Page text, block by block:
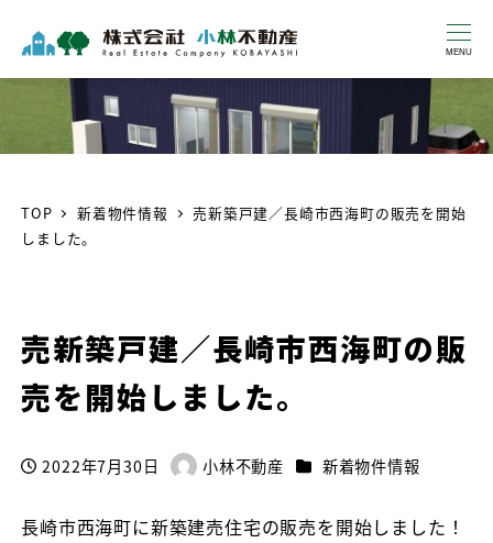
MENU
TOP 新着物件情報
売新築戸建／長崎市西海町の販売を開始
しました。
売新築戸建／長崎市西海町の販
売を開始しました。
投稿日
2022年7月30日
著
小林不動産 カテゴリー
新着物件情報
長崎市西海町に新築建売住宅の販売を開始しました！